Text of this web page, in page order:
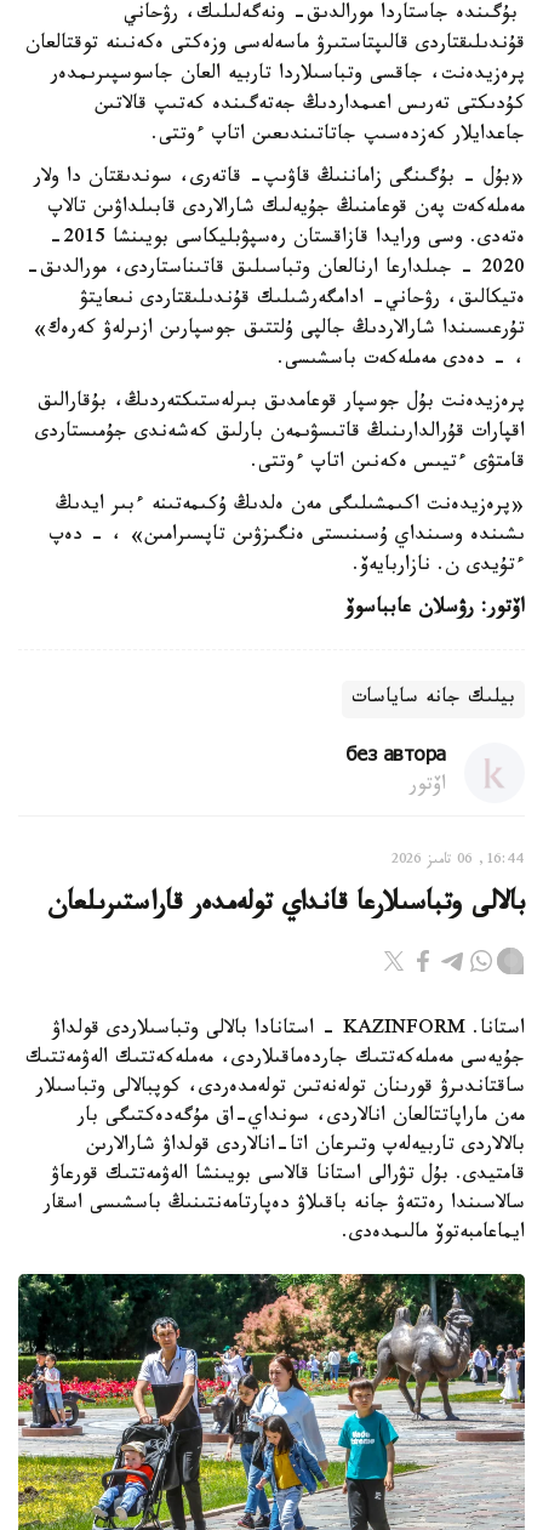
بۇگىندە جاستاردا مورالدىق- ونەگەلىلىك، رۋحاني
قۇندىلىقتاردى قالىپتاستىرۋ ماسەلەسى وزەكتى ەكەنىنە توقتالعان
پرەزيدەنت، جاقسى وتباسىلاردا تاربيە العان جاسوسپىرىمدەر
كۇدىكتى تەرىس اعىمداردىڭ جەتەگىندە كەتىپ قالاتىن
جاعدايلار كەزدەسىپ جاتاتىندىعىن اتاپ ءوتتى.
«بۇل - بۇگىنگى زاماننىڭ قاۋىپ- قاتەرى، سوندىقتان دا ولار
مەملەكەت پەن قوعامنىڭ جۇيەلىك شارالاردى قابىلداۋىن تالاپ
ەتەدى. وسى ورايدا قازاقستان رەسپۋبليكاسى بويىنشا 2015-
2020 - جىلدارعا ارنالعان وتباسىلىق قاتىناستاردى، مورالدىق-
ەتيكالىق، رۋحاني- ادامگەرشىلىك قۇندىلىقتاردى نىعايتۋ
تۇرعىسىندا شارالاردىڭ جالپى ۇلتتىق جوسپارىن ازىرلەۋ كەرەك»
، - دەدى مەملەكەت باسشىسى.
پرەزيدەنت بۇل جوسپار قوعامدىق بىرلەستىكتەردىڭ، بۇقارالىق
اقپارات قۇرالدارىنىڭ قاتىسۋىمەن بارلىق كەشەندى جۇمىستاردى
قامتۋى ءتيىس ەكەنىن اتاپ ءوتتى.
«پرەزيدەنت اكىمشىلىگى مەن ەلدىڭ ۇكىمەتىنە ءبىر ايدىڭ
ىشىندە وسىنداي ۇسىنىستى ەنگىزۋىن تاپسىرامىن» ، - دەپ
ءتۇيدى ن. نازاربايەۆ.
اۆتور: رۋسلان عابباسوۆ
بيلىك جانە ساياسات
без автора
اۆتور
16:44, 06 تامىز 2026
بالالى وتباسىلارعا قانداي تولەمدەر قاراستىرىلعان
استانا. KAZINFORM - استانادا بالالى وتباسىلاردى قولداۋ
جۇيەسى مەملەكەتتىك جاردەماقىلاردى، مەملەكەتتىك الەۋمەتتىك
ساقتاندىرۋ قورىنان تولەنەتىن تولەمدەردى، كوپبالالى وتباسىلار
مەن ماراپاتتالعان انالاردى، سونداي-اق مۇگەدەكتىگى بار
بالالاردى تاربيەلەپ وتىرعان اتا-انالاردى قولداۋ شارالارىن
قامتيدى. بۇل تۋرالى استانا قالاسى بويىنشا الەۋمەتتىك قورعاۋ
سالاسىندا رەتتەۋ جانە باقىلاۋ دەپارتامەنتىنىڭ باسشىسى اسقار
ايماعامبەتوۆ مالىمدەدى.